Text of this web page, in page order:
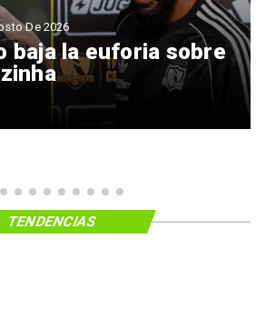
baja la euforia sobre
De 2026
TENDENCIAS